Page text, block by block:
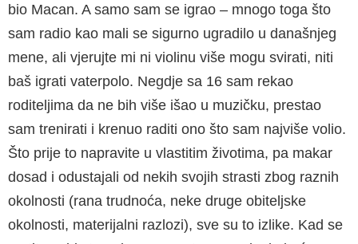
bio Macan. A samo sam se igrao – mnogo toga što
sam radio kao mali se sigurno ugradilo u današnjeg
mene, ali vjerujte mi ni violinu više mogu svirati, niti
baš igrati vaterpolo. Negdje sa 16 sam rekao
roditeljima da ne bih više išao u muzičku, prestao
sam trenirati i krenuo raditi ono što sam najviše volio.
Što prije to napravite u vlastitim životima, pa makar
dosad i odustajali od nekih svojih strasti zbog raznih
okolnosti (rana trudnoća, neke druge obiteljske
okolnosti, materijalni razlozi), sve su to izlike. Kad se